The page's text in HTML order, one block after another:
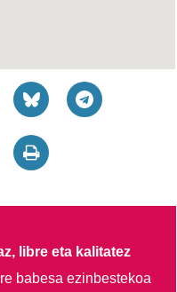
libre eta kalitatez
babesa ezinbestekoa